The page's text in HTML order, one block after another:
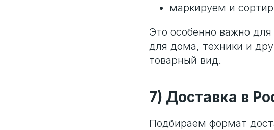
маркируем и
Это особенно важно
для дома, техники и
товарный вид.
7) Доставка в
Подбираем формат